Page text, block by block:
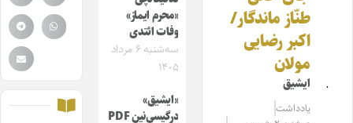
طنّاز ماندگار/
اکبر رضایی
مولان
ایشیق
یادداشت
«محرم ایماز»
وفات ائتدی
سه‌شنبه ۶ مرداد
۱۴۰۵
«ایشیق»
درگیسی‌نین PDF